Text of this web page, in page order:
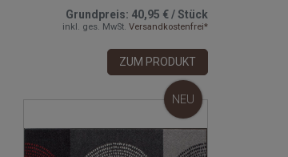
Grundpreis: 40,95 €/Stück
inkl. ges. MwSt. Versandkostenfrei*
ZUM PRODUKT
NEU